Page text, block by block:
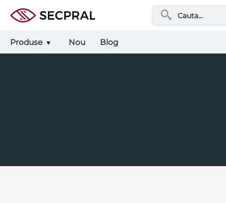
Produse Nou Blog